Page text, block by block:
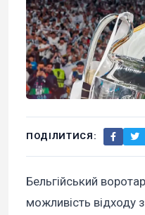
ПОДІЛИТИСЯ:
Бельгійський
можливість відходу